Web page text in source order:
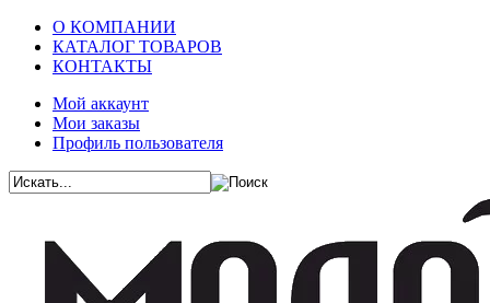
О КОМПАНИИ
КАТАЛОГ ТОВАРОВ
КОНТАКТЫ
Мой аккаунт
Мои заказы
Профиль пользователя